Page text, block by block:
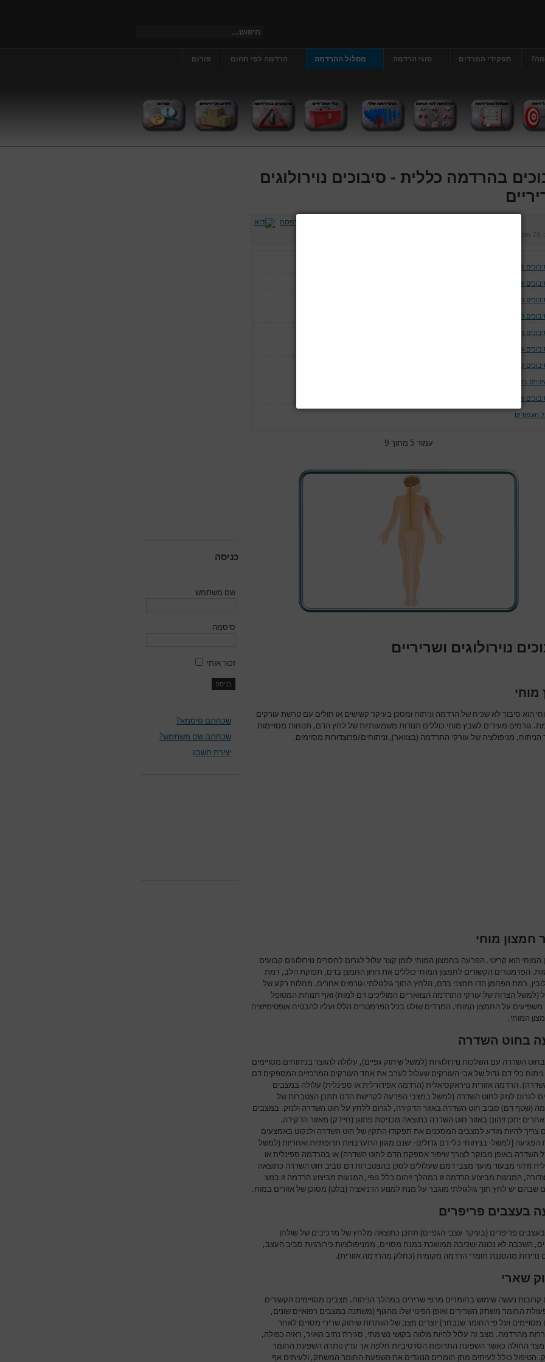
תפקידי המרדים סוגי הרדמה מסלול ההרדמה הרדמה לפי תחום
פורום
בהרדמה כללית - סיבוכים נוירולוגים
28 ספטמבר 2012
בהרדמה כללית
של נתיב האויר ומערכת הנשימה
המודינמים
המאטולוגים
נוירולוגים ושריריים
עיניים
כליתיים
בחום הגוף
אחרים
העמודים
עמוד 5 מתוך 9
נוירולוגים ושריריים
הוא סיבוך לא שכיח של הרדמה וניתוח ומסכן בעיקר קשישים או חולים עם טרשת עורקים
גורמים מעידים לשבץ מוחי כוללים תנודות משמעותיות של לחץ הדם, תנוחות מסויימות
מניפולציה של עורקי התרדמה (בצוואר), וניתוחים/פרוצדורות מסוימים.
חמצון מוחי
המוחי הוא קריטי. הפרעה בחמצון המוחי לזמן קצר עלול לגרום לחסרים נוירולוגים קבועים
הפרמטרים הקשורים לחמצון המוחי כוללים את רוויון החמצן בדם, תפוקת הלב, רמת
רמת הפחמן הדו חמצני בדם, הלחץ התוך גולגולתי וגורמים אחרים. מחלות רקע של
(למשל הצרות של עורקי התרדמה הצוואריים המוליכים דם למוח) ואף תנוחת המטופל
משפיעים על החמצון המוחי. המרדים שולט בכל הפרמטרים הללו ועליו להבטיח אופטימיזציה
המוחי.
בחוט השדרה
השדרה עם השלכות נוירולוגיות (למשל שיתוק גפיים), עלולה להווצר בניתוחים מסויימים
כלי דם גדול של אבי העורקים שעלול לערב את אחד העורקים המרכזיים המספקים דם
הרדמה אזורית נויראקסיאלית (הרדמה אפידורלית או ספינלית) עלולה במצבים
לגרום לנזק לחוט השדרה (למשל במצבי הפרעה לקרישת הדם תתכן הצטברות של
(שטף דם) סביב חוט השדרה באזור הדקירה, לגרום ללחץ על חוט השדרה ולנזק. במצבים
אחרים יתכן זיהום באזור חוט השדרה כתוצאה מכניסת פתוגן (חיידק) מאזור הדקירה.
צריך להיות מודע למצבים המסכנים את תפקודו התקין של חוט השדרה ולנקוט באמצעים
הפגיעה [למשל- בניתוחי כלי דם גדולים- ישנם מגוון התערבויות תרופתיות ואחריות (למשל
השדרה באופן מבוקר לצורך שיפור אספקת הדם לחוט השדרה) או בהרדמה ספינלית או
(זיהוי מבעוד מועד מצבי דמם שעלולים לסכן בהצטברות דם סביב חוט השדרה כתוצאה
המנעות מביצוע הרדמה זו במהלך זיהום כלל גופי, המנעות מביצוע הרדמה זו במצ
שבהם יש לחץ תוך גולגולתי מוגבר על מנת למנוע הרניאציה (בלט) מסוכן של אזורים במוח.
בעצבים פריפרים
פריפרים (בעיקר עצבי הגפיים) תתכן כתוצאה מלחץ של מרכיבים של שולחן
השכבה לא נכונה ושכיבה ממושכת במנח מסויים, ממניפולציות כירורגיות סביב העצב,
נדירות מהסננת חומרי הרדמה מקומית (כחלק מהרדמה אזורית).
שארי
קרובות נעשה שימוש בחומרים מרפי שרירים במהלך הניתוח. מצבים מסויימים הקשורים
החומר משתק השרירים ואופן הפינוי שלו מהגוף (משתנה במצבים רפואיים שונים,
מסויימים ועל פי החומר שנבחר) יוצרים מצב של הוותרות שיתוק שרירי מסויים לאחר
מהרדמה. מצב זה עלול להיות מלווה בקושי נשימתי, סגירת נתיב האויר, ראיה כפולה,
החולה כאשר השפעת התרופות הסדטיביות חלפה אך עדין נותרה השפעת החומר
הטיפול כולל לעיתים מתן חומרים הנוגדים את השפעת החומר המשתק, ולעיתים אף
כניסה
שם משתמש
סיסמה
זכור אותי
שכחתם סיסמא?
שכחתם שם משתמש?
יצירת חשבון